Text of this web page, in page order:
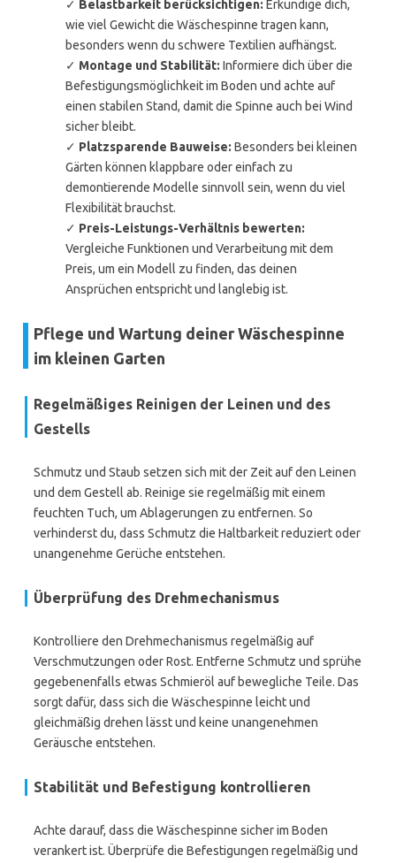
✓ Belastbarkeit berücksichtigen: Erkundige dich,
wie viel Gewicht die Wäschespinne tragen kann,
besonders wenn du schwere Textilien aufhängst.
✓ Montage und Stabilität: Informiere dich über die
Befestigungsmöglichkeit im Boden und achte auf
einen stabilen Stand, damit die Spinne auch bei Wind
sicher bleibt.
✓ Platzsparende Bauweise: Besonders bei kleinen
Gärten können klappbare oder einfach zu
demontierende Modelle sinnvoll sein, wenn du viel
Flexibilität brauchst.
✓ Preis-Leistungs-Verhältnis bewerten:
Vergleiche Funktionen und Verarbeitung mit dem
Preis, um ein Modell zu finden, das deinen
Ansprüchen entspricht und langlebig ist.
Pflege und Wartung deiner Wäschespinne
im kleinen Garten
Regelmäßiges Reinigen der Leinen und des
Gestells
Schmutz und Staub setzen sich mit der Zeit auf den Leinen
und dem Gestell ab. Reinige sie regelmäßig mit einem
feuchten Tuch, um Ablagerungen zu entfernen. So
verhinderst du, dass Schmutz die Haltbarkeit reduziert oder
unangenehme Gerüche entstehen.
Überprüfung des Drehmechanismus
Kontrolliere den Drehmechanismus regelmäßig auf
Verschmutzungen oder Rost. Entferne Schmutz und sprühe
gegebenenfalls etwas Schmieröl auf bewegliche Teile. Das
sorgt dafür, dass sich die Wäschespinne leicht und
gleichmäßig drehen lässt und keine unangenehmen
Geräusche entstehen.
Stabilität und Befestigung kontrollieren
Achte darauf, dass die Wäschespinne sicher im Boden
verankert ist. Überprüfe die Befestigungen regelmäßig und